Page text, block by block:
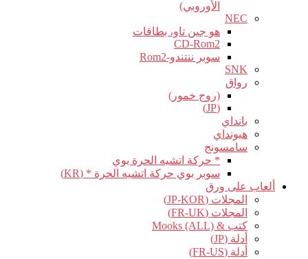
الأوروبي)
NEC
هو جين تاو، بطاقات
CD-Rom2
سوبر ننتندو-Rom2
SNK
رواق
(روج خمور)
(JP)
بانداي
هيونداي
سامسونج
* حركة اتشيه الحرة بوي
سوبر بوي حركة اتشيه الحرة * (KR)
ألعاب على ورق
المجلات (JP-KOR)
المجلات (FR-UK)
كتب & Mooks (ALL)
أدلة (JP)
أدلة (FR-US)